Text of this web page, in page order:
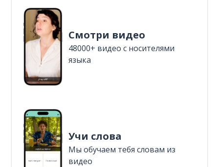
Смотри видео
48000+ видео с носителями
языка
Учи слова
Мы обучаем тебя словам из
видео